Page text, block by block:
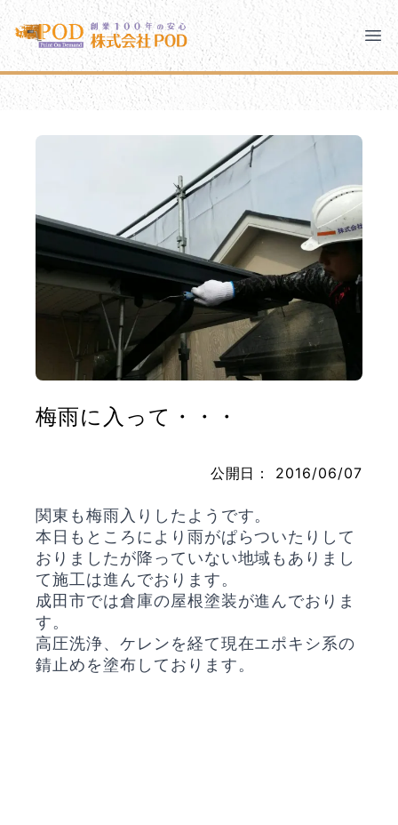
メインコンテンツにスキップ
株式会社ペイント・オン・デマンド
千葉の外壁塗装・屋根塗装なら創業100年の安心 ペイン
株式会社ペイント・オン・デマンド
モバイルメニュー
PODのまちづくり 安心の取り組み
よくあるご質問
PODについて
お問い合わせ
梅雨に入って・・・
公開日： 2016/06/07
関東も梅雨入りしたようです。
本日もところにより雨がぱらついたりして
おりましたが降っていない地域もありまし
て施工は進んでおります。
成田市では倉庫の屋根塗装が進んでおりま
す。
高圧洗浄、ケレンを経て現在エポキシ系の
錆止めを塗布しております。